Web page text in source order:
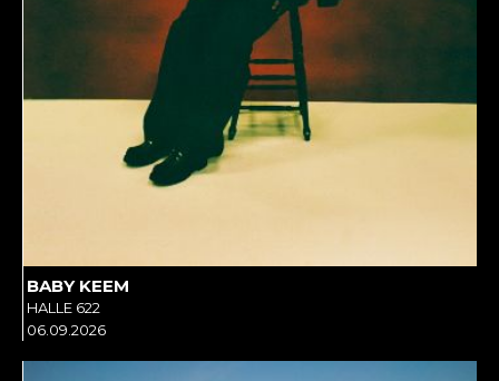
BABY KEEM
HALLE 622
06.09.2026